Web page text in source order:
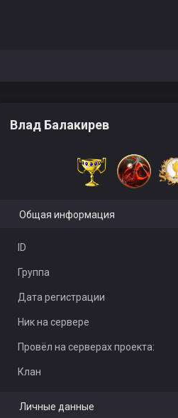
Влад Балакирев
Общая информация
ID
Группа
Дата регистрации
Ник на сервере
Провёл на серверах проекта:
Клан
Личные данные